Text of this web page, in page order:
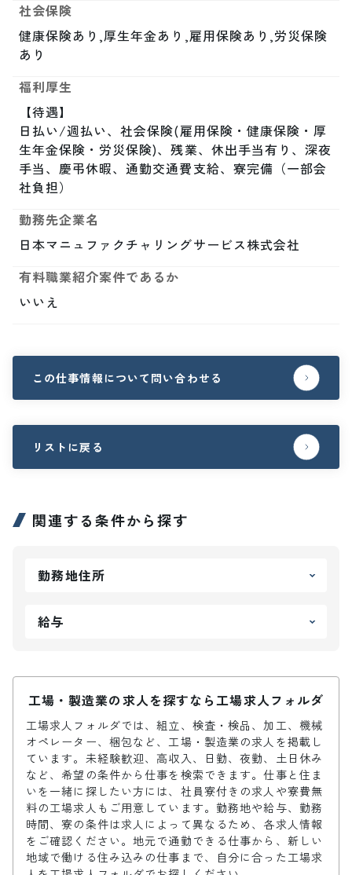
社会保険
健康保険あり,厚生年金あり,雇用保険あり,労災保険
あり
福利厚生
【待遇】
日払い/週払い、社会保険(雇用保険・健康保険・厚
生年金保険・労災保険)、残業、休出手当有り、深夜
手当、慶弔休暇、通勤交通費支給、寮完備（一部会
社負担）
勤務先企業名
日本マニュファクチャリングサービス株式会社
有料職業紹介案件であるか
いいえ
この仕事情報について問い合わせる
リストに戻る
関連する条件から探す
勤務地住所
給与
工場・製造業の求人を探すなら工場求人フォルダ
工場求人フォルダでは、組立、検査・検品、加工、機械
オペレーター、梱包など、工場・製造業の求人を掲載し
ています。未経験歓迎、高収入、日勤、夜勤、土日休み
など、希望の条件から仕事を検索できます。仕事と住ま
いを一緒に探したい方には、社員寮付きの求人や寮費無
料の工場求人もご用意しています。勤務地や給与、勤務
時間、寮の条件は求人によって異なるため、各求人情報
をご確認ください。地元で通勤できる仕事から、新しい
地域で働ける住み込みの仕事まで、自分に合った工場求